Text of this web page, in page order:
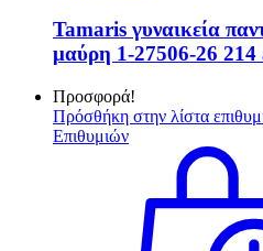
Tamaris γυναικεία
μαύρη 1-27506-26
Προσφορά!
Πρόσθήκη στην λίστα
Επιθυμιών